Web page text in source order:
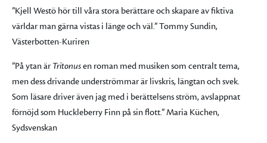
”Kjell Westö hör till våra stora berättare och skapare av fiktiva
världar man gärna vistas i länge och väl.” Tommy Sundin,
Västerbotten-Kuriren
”På ytan är Tritonusen roman med musiken som centralt tema,
men dess drivande underströmmar är livskris, längtan och svek.
Som läsare driver även jag med i berättelsens ström, avslappnat
förnöjd som Huckleberry Finn på sin flott.” Maria Küchen,
Sydsvenskan